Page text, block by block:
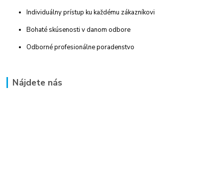
Individuálny prístup ku každému zákazníkovi
Bohaté skúsenosti v danom odbore
Odborné profesionálne poradenstvo
Nájdete nás